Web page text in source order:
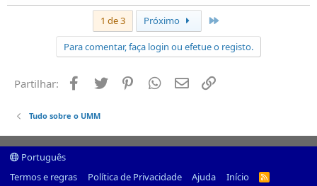
1 de 3 Próximo
Para comentar, faça login ou efetue o registo.
Partilhar: Facebook
Twitter PinterestWhatsapp
Email
Tudo sobre o UMM
Português
Termos e regras
Política de Privacidade Ajuda Início
R